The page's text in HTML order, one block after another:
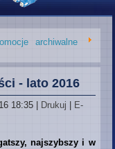
archiwalne
- lato 2016
18:35 Drukuj
E-
najszybszy i w